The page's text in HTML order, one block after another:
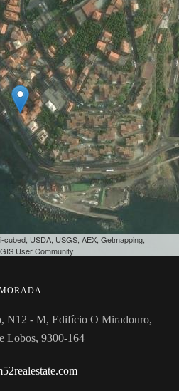
cubed, USDA, USGS, AEX, Getmapping,
User Community
N12 - M, Edifício O Miradouro,
Lobos, 9300-164